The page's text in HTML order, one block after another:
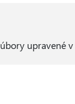
upravené